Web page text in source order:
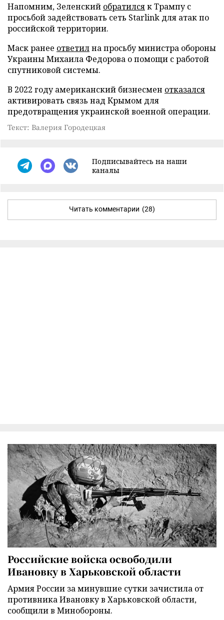
Напомним, Зеленский обратилсяк Трампу с
просьбой задействовать сеть Starlink для атак по
российской территории.
Маск ранее ответилна просьбу министра обороны
Украины Михаила Федорова о помощи с работой
спутниковой системы.
В 2022 году американский бизнесмен отказался
активировать связь над Крымом для
предотвращения украинской военной операции.
Текст: Валерия Городецкая
Подписывайтесь на наши
каналы
Читать комментарии (28)
Российские войска освободили
Ивановку в Харьковской области
Армия России за минувшие сутки зачистила от
противника Ивановку в Харьковской области,
сообщили в Минобороны.